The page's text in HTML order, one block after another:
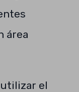
área
utilizar el